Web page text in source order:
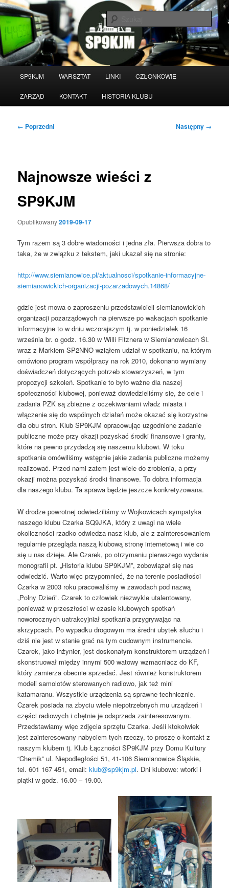
Przeskocz
do
tekstu
Witamy na stronie klubu
krótkofalarskiego SP9KJM
SP9KJM WARSZTAT LINKI CZŁONKOWIE
ZARZĄD KONTAKT HISTORIA KLUBU
Nawigacja
← Poprzedni Następny →
Najnowsze wieści z
SP9KJM
Opublikowany2019-09-17
Tym razem są 3 dobre wiadomości i jedna zła. Pierwsza dobra to
taka, że w związku z tekstem, jaki ukazał się na stronie:
http://www.siemianowice.pl/aktualnosci/spotkanie-informacyjne-
siemianowickich-organizacji-pozarzadowych.14868/
gdzie jest mowa o zaproszeniu przedstawicieli siemianowickich
organizacji pozarządowych na pierwsze po wakacjach spotkanie
informacyjne to w dniu wczorajszym tj. w poniedziałek 16
września br. o godz. 16.30 w Willi Fitznera w Siemianowicach Śl.
wraz z Markiem SP2NNO wziąłem udział w spotkaniu, na którym
omówiono program współpracy na rok 2010, dokonano wymiany
doświadczeń dotyczących potrzeb stowarzyszeń, w tym
propozycji szkoleń. Spotkanie to było ważne dla naszej
społeczności klubowej, ponieważ dowiedzieliśmy się, że cele i
zadania PZK są zbieżne z oczekiwaniami władz miasta i
włączenie się do wspólnych działań może okazać się korzystne
dla obu stron. Klub SP9KJM opracowując uzgodnione zadanie
publiczne może przy okazji pozyskać środki finansowe i granty,
które na pewno przydadzą się naszemu klubowi. W toku
spotkania omówiliśmy wstępnie jakie zadania publiczne możemy
realizować. Przed nami zatem jest wiele do zrobienia, a przy
okazji można pozyskać środki finansowe. To dobra informacja
dla naszego klubu. Ta sprawa będzie jeszcze konkretyzowana.
W drodze powrotnej odwiedziliśmy w Wojkowicach sympatyka
naszego klubu Czarka SQ9JKA, który z uwagi na wiele
okoliczności rzadko odwiedza nasz klub, ale z zainteresowaniem
regularnie przegląda naszą klubową stronę internetową i wie co
się u nas dzieje. Ale Czarek, po otrzymaniu pierwszego wydania
monografii pt. „Historia klubu SP9KJM”, zobowiązał się nas
odwiedzić. Warto więc przypomnieć, że na terenie posiadłości
Czarka w 2003 roku pracowaliśmy w zawodach pod nazwą
„Polny Dzień”. Czarek to człowiek niezwykle utalentowany,
ponieważ w przeszłości w czasie klubowych spotkań
noworocznych uatrakcyjniał spotkania przygrywając na
skrzypcach. Po wypadku drogowym ma średni ubytek słuchu i
dziś nie jest w stanie grać na tym cudownym instrumencie.
Czarek, jako inżynier, jest doskonałym konstruktorem urządzeń i
skonstruował między innymi 500 watowy wzmacniacz do KF,
który zamierza obecnie sprzedać. Jest również konstruktorem
modeli samolotów sterowanych radiowo, jak też mini
katamaranu. Wszystkie urządzenia są sprawne technicznie.
Czarek posiada na zbyciu wiele niepotrzebnych mu urządzeń i
części radiowych i chętnie je odsprzeda zainteresowanym.
Przedstawiamy więc zdjęcia sprzętu Czarka. Jeśli ktokolwiek
jest zainteresowany nabyciem tych rzeczy, to proszę o kontakt z
naszym klubem tj. Klub Łączności SP9KJM przy Domu Kultury
“Chemik” ul. Niepodległości 51, 41-106 Siemianowice Śląskie,
tel. 601 167 451, email:klub@sp9kjm.pl. Dni klubowe: wtorki i
piątki w godz. 16.00 – 19.00.